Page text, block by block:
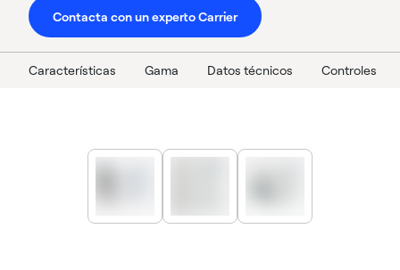
Contacta con un experto Carrier
Características Gama Datos técnicos Controles